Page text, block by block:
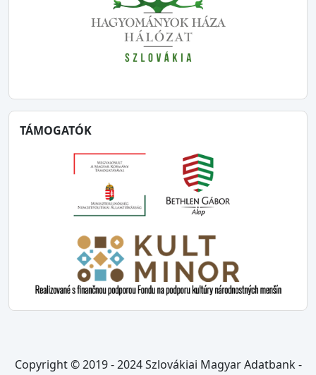
TÁMOGATÓK
Copyright © 2019 - 2024 Szlovákiai Magyar Adatbank -